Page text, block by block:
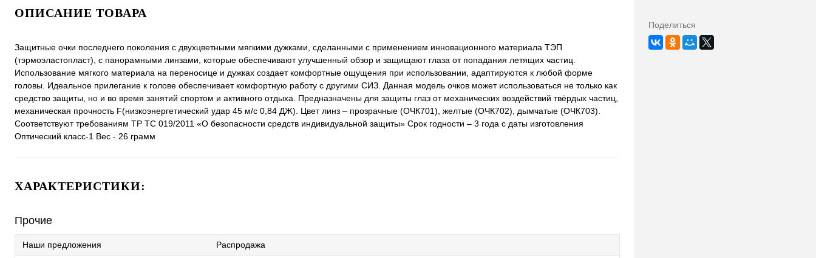
ОПИСАНИЕ ТОВАРА
Защитные очки последнего поколения с двухцветными мягкими дужками, сделанными с применением инновационного материала ТЭП
(тэрмоэластопласт), с панорамными линзами, которые обеспечивают улучшенный обзор и защищают глаза от попадания летящих частиц.
Использование мягкого материала на переносице и дужках создает комфортные ощущения при использовании, адаптируются к любой форме
головы. Идеальное прилегание к голове обеспечивает комфортную работу с другими СИЗ. Данная модель очков может использоваться не только как
средство защиты, но и во время занятий спортом и активного отдыха. Предназначены для защиты глаз от механических воздействий твёрдых частиц,
механическая прочность F(низкоэнергетический удар 45 м/с 0,84 ДЖ). Цвет линз – прозрачные (ОЧК701), желтые (ОЧК702), дымчатые (ОЧК703).
Соответствуют требованиям ТР ТС 019/2011 «О безопасности средств индивидуальной защиты» Срок годности – 3 года с даты изготовления
Оптический класс-1 Вес - 26 грамм
ХАРАКТЕРИСТИКИ:
Прочие
Наши предложения Распродажа
Поделиться